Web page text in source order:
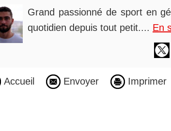
Grand passionné de sport en
quotidien depuis tout petit.... En
Accueil Envoyer Imprimer